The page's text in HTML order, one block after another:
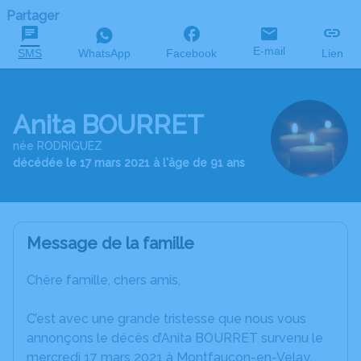
Partager
SMS WhatsApp Facebook E-mail Lien
Anita BOURRET
née RODRIGUEZ
décédée le 17 mars 2021 à l'âge de 91 ans
Message de la famille
Chère famille, chers amis,
C’est avec une grande tristesse que nous vous
annonçons le décès d’Anita BOURRET survenu le
mercredi 17 mars 2021 à Montfaucon-en-Velay.